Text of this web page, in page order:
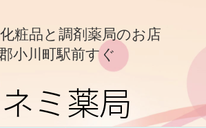
粧品と調剤薬局のお店
小川町駅前すぐ
ミ薬局